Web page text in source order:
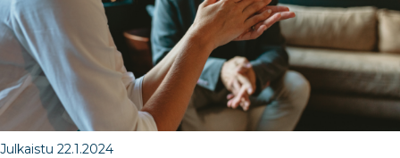
Julkaistu 22.1.2024